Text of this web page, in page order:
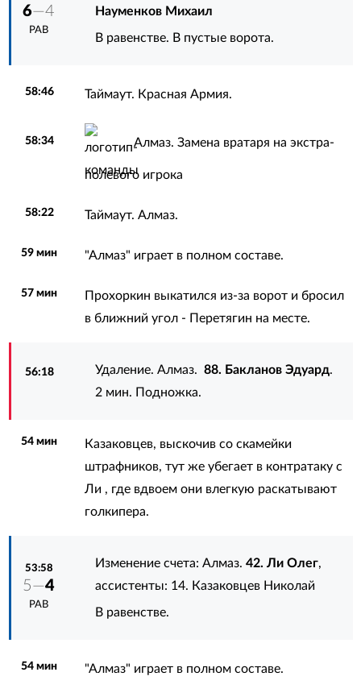
6—4
РАВ
Науменков Михаил
В равенстве. В пустые ворота.
58:46 Таймаут. Красная Армия.
58:34 Алмаз. Замена вратаря на экстра-
полевого игрока
58:22 Таймаут. Алмаз.
59 мин "Алмаз" играет в полном составе.
57 мин
Прохоркин выкатился из-за ворот и бросил
в ближний угол - Перетягин на месте.
56:18 Удаление. Алмаз.88. Бакланов Эдуард.
2 мин. Подножка.
54 мин
Казаковцев, выскочив со скамейки
штрафников, тут же убегает в контратаку с
Ли , где вдвоем они влегкую раскатывают
голкипера.
53:58
5—4
РАВ
Изменение счета: Алмаз.42. Ли Олег,
ассистенты: 14. Казаковцев Николай
В равенстве.
54 мин "Алмаз" играет в полном составе.